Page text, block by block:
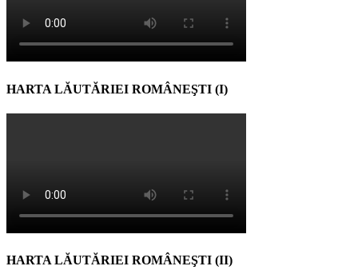
HARTA LĂUTĂRIEI ROMÂNEŞTI (I)
HARTA LĂUTĂRIEI ROMÂNEŞTI (II)